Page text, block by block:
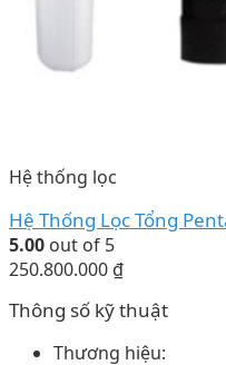
Hệ thống lọc
Hệ Thống Lọc Tổng
5.00 out of 5
250.800.000 ₫
Thông số kỹ thuật
Thương hiệu: